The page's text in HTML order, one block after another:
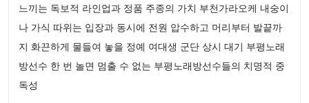
느끼는 독보적 라인업과 정품 주종의 가치 부천가라오케 내숭이
나 가식 따위는 입장과 동시에 전원 압수하고 머리부터 발끝까
지 화끈하게 물들여 놓을 정예 여대생 군단 상시 대기 부평노래
방선수 한 번 놀면 멈출 수 없는 부평노래방선수들의 치명적 중
독성